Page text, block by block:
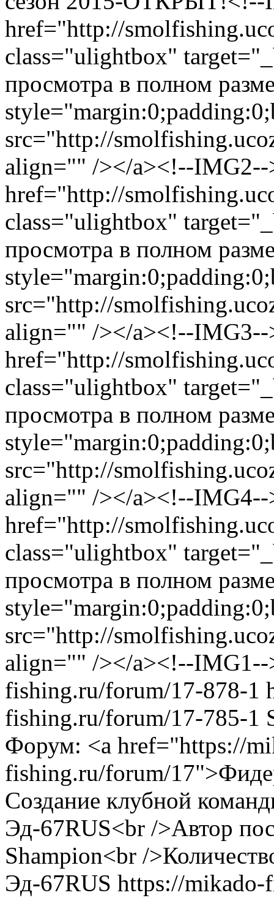
href="http://
class="ulightbox"
просмотра в полном
src="http://
align="" /></a><!--
href="http://
class="ulightbox"
просмотра в полном
src="http://
align="" /></a><!--
href="http://
class="ulightbox"
просмотра в полном
src="http://
align="" /></a><!--
href="http://
class="ulightbox"
просмотра в полном
src="http://
align="" /></a><!--IMG1--
fishing.ru/forum/17-878-1
fishing.ru/forum/17-785-1
Форум: <a href="https://
fishing.ru/forum/
Создание клубной
Эд-67RUS<br />Автор
Shampion<br /
Эд-67RUS https://